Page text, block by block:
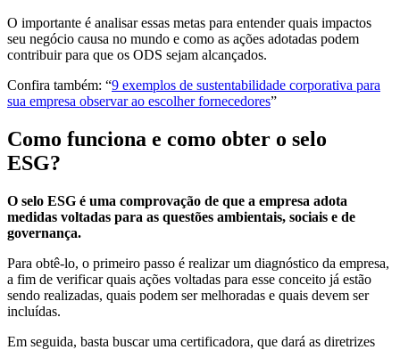
O importante é analisar essas metas para entender quais impactos
seu negócio causa no mundo e como as ações adotadas podem
contribuir para que os ODS sejam alcançados.
Confira também: “9 exemplos de sustentabilidade corporativa para
sua empresa observar ao escolher fornecedores”
Como funciona e como obter o selo
ESG?
O selo ESG é uma comprovação de que a empresa adota
medidas voltadas para as questões ambientais, sociais e de
governança.
Para obtê-lo, o primeiro passo é realizar um diagnóstico da empresa,
a fim de verificar quais ações voltadas para esse conceito já estão
sendo realizadas, quais podem ser melhoradas e quais devem ser
incluídas.
Em seguida, basta buscar uma certificadora, que dará as diretrizes